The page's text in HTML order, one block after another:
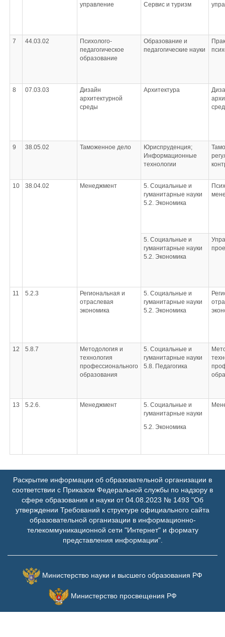
управление
Сервис и туризм
7 44.03.02
Психолого-
педагогическое
образование
Образование и
педагогические науки
8 07.03.03
Дизайн
архитектурной
среды
Архитектура
9 38.05.02 Таможенное дело
Юриспруденция;
Информационные
технологии
10 38.04.02 Менеджмент
5. Социальные и
гуманитарные науки
5.2. Экономика
5. Социальные и
гуманитарные науки
5.2. Экономика
11 5.2.3
Региональная и
отраслевая
экономика
5. Социальные и
гуманитарные науки
5.2. Экономика
12 5.8.7
Методология и
технология
профессионального
образования
5. Социальные и
гуманитарные науки
5.8. Педагогика
13 5.2.6. Менеджмент
5. Социальные и
гуманитарные науки
5.2. Экономика
Раскрытие информации об образовательной организации в
соответствии с Приказом Федеральной службы по надзору в
сфере образования и науки от 04.08.2023 № 1493 "Об
утверждении Требований к структуре официального сайта
образовательной организации в информационно-
телекоммуникационной сети "Интернет" и формату
представления информации".
Министерство науки и высшего образования РФ
Министерство просвещения РФ